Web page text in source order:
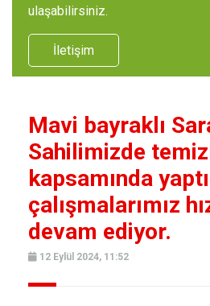
ulaşabilirsiniz.
İletişim
Mavi bayraklı
Sahilimizde
kapsamında
çalışmalarımız
devam ediyor.
12 Eylül 2024, 11:52